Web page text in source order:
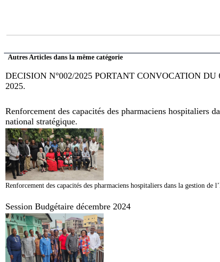
Autres Articles dans la même catégorie
DECISION N°002/2025 PORTANT CONVOCATION
2025.
Renforcement des capacités des pharmaciens hospitaliers
national stratégique.
Renforcement des capacités des pharmaciens hospitaliers dans la gestion
Session Budgétaire décembre 2024